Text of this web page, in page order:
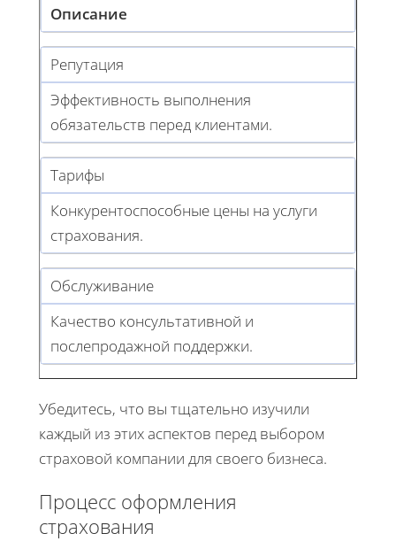
Описание
Репутация
Эффективность выполнения
обязательств перед клиентами.
Тарифы
Конкурентоспособные цены на услуги
страхования.
Обслуживание
Качество консультативной и
послепродажной поддержки.
Убедитесь, что вы тщательно изучили
каждый из этих аспектов перед выбором
страховой компании для своего бизнеса.
Процесс оформления
страхования